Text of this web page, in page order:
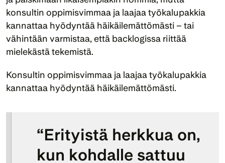
konsultin oppimisvimmaa ja laajaa työkalupakkia
kannattaa hyödyntää häikäilemättömästi – tai
vähintään varmistaa, että backlogissa riittää
mielekästä tekemistä.
Konsultin oppimisvimmaa ja laajaa työkalupakkia
kannattaa hyödyntää häikäilemättömästi.
“Erityistä herkkua on,
kun kohdalle sattuu